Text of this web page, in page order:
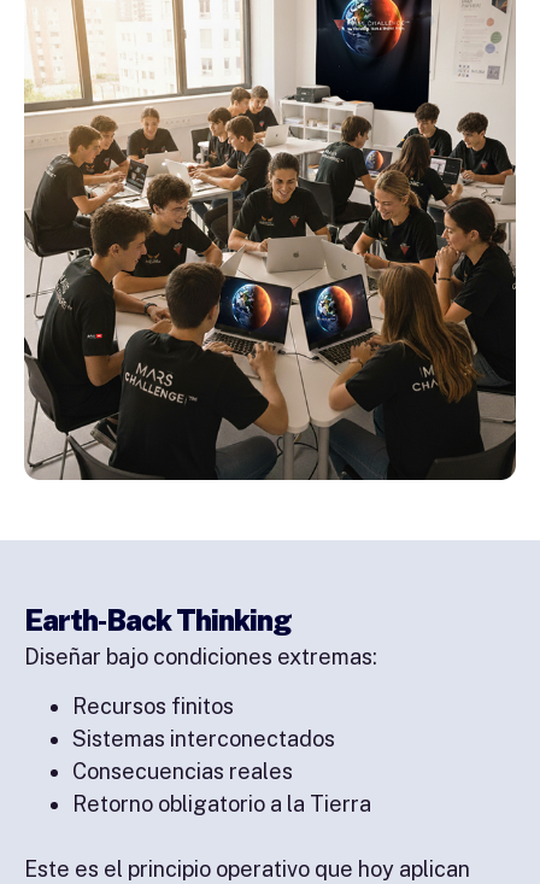
Earth‑Back Thinking
Diseñar bajo condiciones extremas:
Recursos finitos
Sistemas interconectados
Consecuencias reales
Retorno obligatorio a la Tierra
Este es el principio operativo que hoy aplican